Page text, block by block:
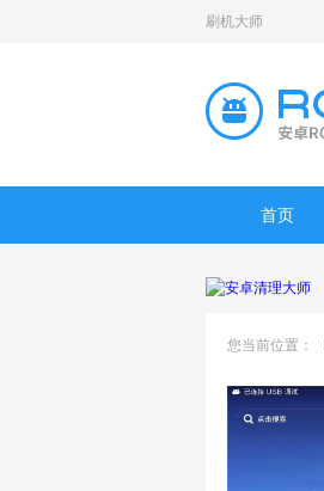
刷机大师
首页
您当前位置：